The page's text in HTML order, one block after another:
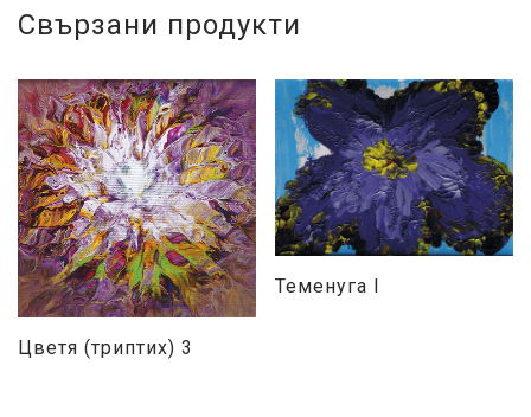
Свързани продукти
Цветя (триптих) 3
Теменуга I